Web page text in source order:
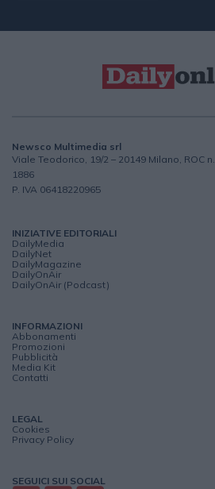
Newsco Multimedia srl
Viale Teodorico, 19/2 – 20149 Milano, ROC n.
1886
P. IVA 06418220965
INIZIATIVE EDITORIALI
DailyMedia
DailyNet
DailyMagazine
DailyOnAir
DailyOnAir (Podcast)
INFORMAZIONI
Abbonamenti
Promozioni
Pubblicità
Media Kit
Contatti
LEGAL
Cookies
Privacy Policy
SEGUICI SUI SOCIAL